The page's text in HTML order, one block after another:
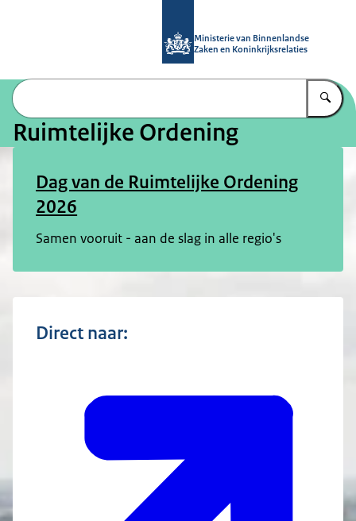
Ministerie van Binnenlandse
Zaken en Koninkrijksrelaties
Ruimtelijke Ordening
Dag van de Ruimtelijke Ordening
2026
Samen vooruit - aan de slag in alle regio's
Direct naar: